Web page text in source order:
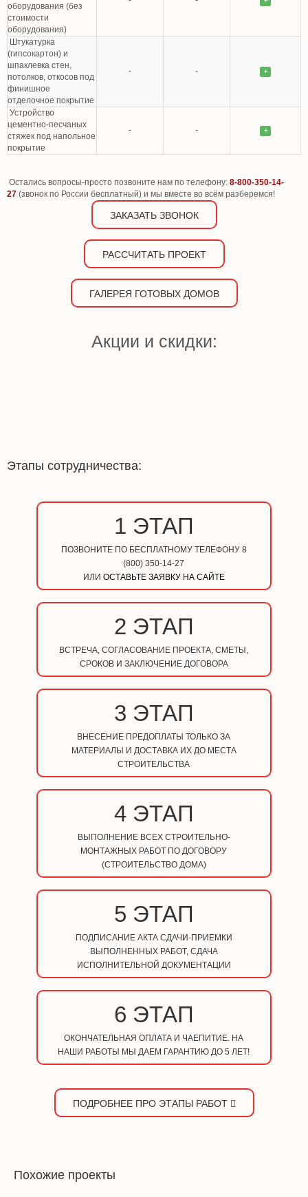
оборудования (без
стоимости
оборудования)
Штукатурка
(гипсокартон) и
шпаклевка стен,
потолков, откосов под
финишное
отделочное покрытие
- - +
Устройство
цементно-песчаных
стяжек под напольное
покрытие
- - +
Остались вопросы-просто позвоните нам по телефону: 8-800-350-14-
27 (звонок по России бесплатный) и мы вместе во всём разберемся!
ЗАКАЗАТЬ ЗВОНОК
РАССЧИТАТЬ ПРОЕКТ
ГАЛЕРЕЯ ГОТОВЫХ ДОМОВ
Акции и скидки:
Этапы сотрудничества:
1 ЭТАП
ПОЗВОНИТЕ ПО БЕСПЛАТНОМУ ТЕЛЕФОНУ 8
(800) 350-14-27
ИЛИ ОСТАВЬТЕ ЗАЯВКУ НА САЙТЕ
2 ЭТАП
ВСТРЕЧА, СОГЛАСОВАНИЕ ПРОЕКТА, СМЕТЫ,
СРОКОВ И ЗАКЛЮЧЕНИЕ ДОГОВОРА
3 ЭТАП
ВНЕСЕНИЕ ПРЕДОПЛАТЫ ТОЛЬКО ЗА
МАТЕРИАЛЫ И ДОСТАВКА ИХ ДО МЕСТА
СТРОИТЕЛЬСТВА
4 ЭТАП
ВЫПОЛНЕНИЕ ВСЕХ СТРОИТЕЛЬНО-
МОНТАЖНЫХ РАБОТ ПО ДОГОВОРУ
(СТРОИТЕЛЬСТВО ДОМА)
5 ЭТАП
ПОДПИСАНИЕ АКТА СДАЧИ-ПРИЕМКИ
ВЫПОЛНЕННЫХ РАБОТ, СДАЧА
ИСПОЛНИТЕЛЬНОЙ ДОКУМЕНТАЦИИ
6 ЭТАП
ОКОНЧАТЕЛЬНАЯ ОПЛАТА И ЧАЕПИТИЕ. НА
НАШИ РАБОТЫ МЫ ДАЕМ ГАРАНТИЮ ДО 5 ЛЕТ!
ПОДРОБНЕЕ ПРО ЭТАПЫ РАБОТ
Похожие проекты